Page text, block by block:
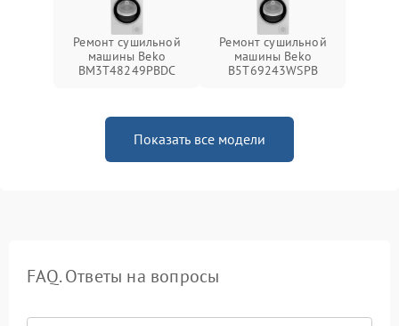
Ремонт сушильной
машины Beko
BM3T48249PBDC
Ремонт сушильной
машины Beko
B5T69243WSPB
Показать все модели
FAQ. Ответы на вопросы